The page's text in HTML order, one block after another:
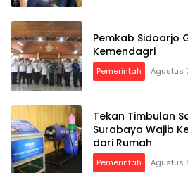
Pemkab Sidoarjo
Kemendagri
Pemerintah Agustus
Tekan Timbulan
Surabaya Wajib
dari Rumah
Pemerintah Agustus